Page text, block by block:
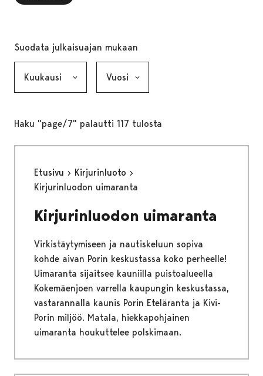
Suodata julkaisuajan mukaan
Haku "page/7" palautti 117 tulosta
Etusivu
Kirjurinluoto
Kirjurinluodon uimaranta
Kirjurinluodon uimaranta
Virkistäytymiseen ja nautiskeluun sopiva
kohde aivan Porin keskustassa koko perheelle!
Uimaranta sijaitsee kauniilla puistoalueella
Kokemäenjoen varrella kaupungin keskustassa,
vastarannalla kaunis Porin Eteläranta ja Kivi-
Porin miljöö. Matala, hiekkapohjainen
uimaranta houkuttelee polskimaan.